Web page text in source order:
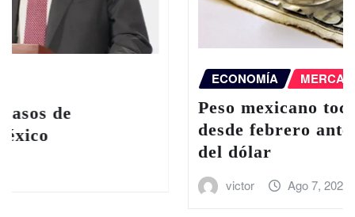
NACIONAL
Peso mexicano toca su mejor nivel
desde febrero ante el debilitamiento